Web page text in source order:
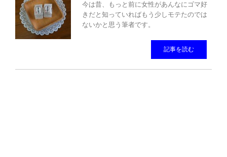
今は昔、もっと前に女性があんなにゴマ好
きだと知っていればもう少しモテたのでは
ないかと思う筆者です。
記事を読む